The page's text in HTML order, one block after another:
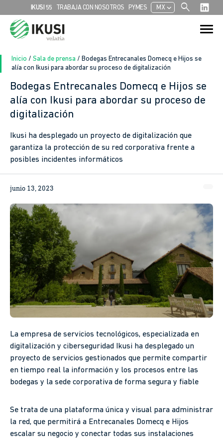
IKUSI 55 TRABAJA CON NOSOTROS PYMES MXchevron_left search
Search
for:
Search Button
Inicio / Sala de prensa / Bodegas Entrecanales Domecq e Hijos se
alía con Ikusi para abordar su proceso de digitalización
Bodegas Entrecanales Domecq e Hijos se
alía con Ikusi para abordar su proceso de
digitalización
Ikusi ha desplegado un proyecto de digitalización que
garantiza la protección de su red corporativa frente a
posibles incidentes informáticos
junio 13, 2023
La empresa de servicios tecnológicos, especializada en
digitalización y ciberseguridad Ikusi ha desplegado un
proyecto de servicios gestionados que permite compartir
en tiempo real la información y los procesos entre las
bodegas y la sede corporativa de forma segura y fiable
Se trata de una plataforma única y visual para administrar
la red, que permitirá a Entrecanales Domecq e Hijos
escalar su negocio y conectar todas sus instalaciones